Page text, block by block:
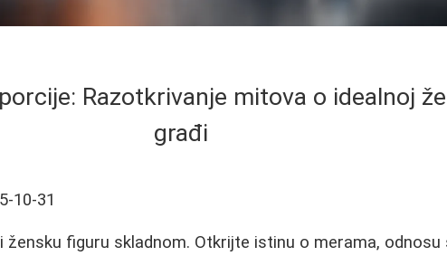
Razotkrivanje mitova o idealnoj
građi
10-31
figuru skladnom. Otkrijte istinu o merama, odnosu